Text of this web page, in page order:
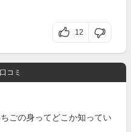
12
コミ
ごの身ってどこか知ってい